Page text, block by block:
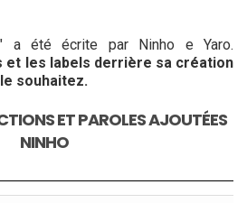
a été écrite par Ninho e Yaro.
et les labels derrière sa création
souhaitez.
ET PAROLES AJOUTÉES
NINHO